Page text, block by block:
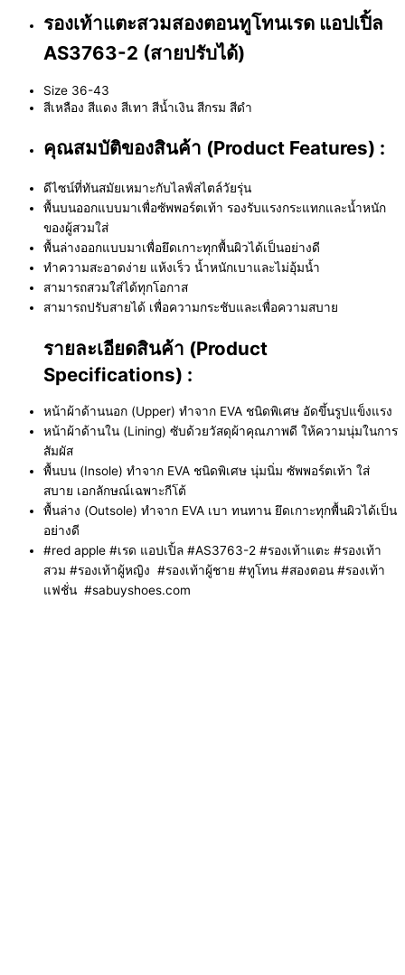
รองเท้าแตะสวมสองตอนทูโทนเรด แอปเปิ้ล
AS3763-2 (สายปรับได้)
Size 36-43
สีเหลือง สีแดง สีเทา สีน้ำเงิน สีกรม สีดำ
คุณสมบัติของสินค้า (Product Features) :
ดีไซน์ที่ทันสมัยเหมาะกับไลฟ์สไตล์วัยรุ่น
พื้นบนออกแบบมาเพื่อซัพพอร์ตเท้า รองรับแรงกระแทกและน้ำหนัก
ของผู้สวมใส่
พื้นล่างออกแบบมาเพื่อยึดเกาะทุกพื้นผิวได้เป็นอย่างดี
ทำความสะอาดง่าย แห้งเร็ว น้ำหนักเบาและไม่อุ้มน้ำ
สามารถสวมใส่ได้ทุกโอกาส
สามารถปรับสายได้ เพื่อความกระชับและเพื่อความสบาย
รายละเอียดสินค้า (Product
Specifications) :
หน้าผ้าด้านนอก (Upper) ทำจาก EVA ชนิดพิเศษ อัดขึ้นรูปแข็งแรง
หน้าผ้าด้านใน (Lining) ซับด้วยวัสดุผ้าคุณภาพดี ให้ความนุ่มในการ
สัมผัส
พื้นบน (Insole) ทำจาก EVA ชนิดพิเศษ นุ่มนิ่ม ซัพพอร์ตเท้า ใส่
สบาย เอกลักษณ์เฉพาะกีโต้
พื้นล่าง (Outsole) ทำจาก EVA เบา ทนทาน ยึดเกาะทุกพื้นผิวได้เป็น
อย่างดี
#red apple #เรด แอปเปิ้ล #AS3763-2 #รองเท้าแตะ #รองเท้า
สวม #รองเท้าผู้หญิง #รองเท้าผู้ชาย #ทูโทน #สองตอน #รองเท้า
แฟชั่น #sabuyshoes.com